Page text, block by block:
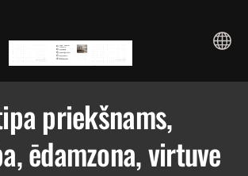
priekšnams,
ēdamzona, virtuve